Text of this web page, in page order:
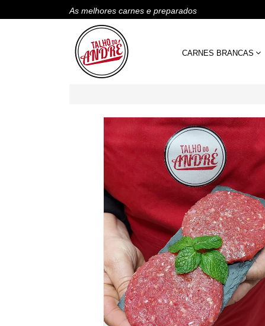
As melhores carnes e preparados
CARNES BRANCAS